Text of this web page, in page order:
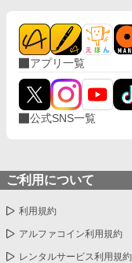
アプリ一覧
公式SNS一覧
ご利用について
利用規約
アルファコイン利用規約
レンタルサービス利用規約